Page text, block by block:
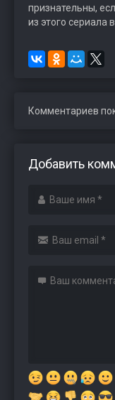
признательны,
из этого сериала
Комментариев
Добавить